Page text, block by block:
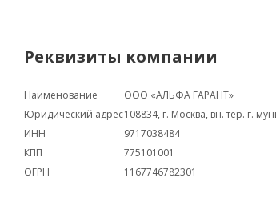
Реквизиты компании
Наименование
ООО «АЛЬФА ГАРАНТ»
Юридический адрес108834, г. Москва, вн. тер. г.
ИНН
9717038484
КПП
775101001
ОГРН
1167746782301